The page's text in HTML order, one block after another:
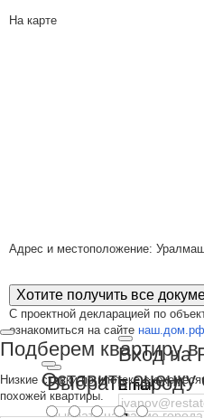
Выбрать город
Вход на
Email
На карте
Адрес и местоположение:
Хотите получить все
С проектной декларацией по
ознакомиться на сайте наш.дом.рф
Подберем квартиру в
Низкие ставки по ипотеке с
похожей квартиры.
Оставить оценку